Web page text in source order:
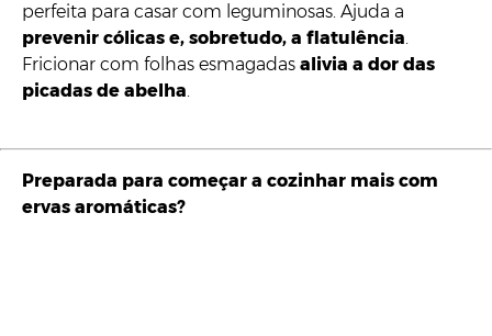
perfeita para casar com leguminosas. Ajuda a
prevenir cólicas e, sobretudo, a flatulência.
Fricionar com folhas esmagadas alivia a dor das
picadas de abelha.
Preparada para começar a cozinhar mais com
ervas aromáticas?